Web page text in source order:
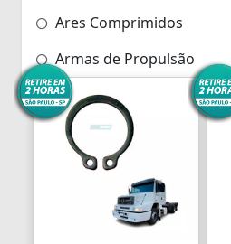
Ares Comprimidos
Armas de Propulsão
Armações
Aros
Aros